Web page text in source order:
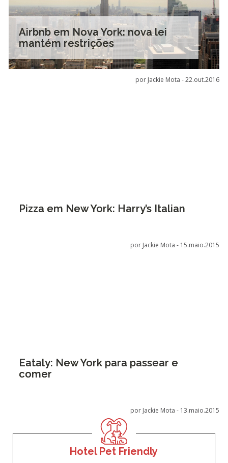
Airbnb em Nova York: nova lei
mantém restrições
por Jackie Mota -22.out.2016
Pizza em New York: Harry’s Italian
por Jackie Mota - 15.maio.2015
Eataly: New York para passear e
comer
por Jackie Mota - 13.maio.2015
Hotel Pet Friendly